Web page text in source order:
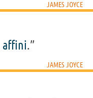
JAMES JOYCE
affini.”
JAMES JOYCE